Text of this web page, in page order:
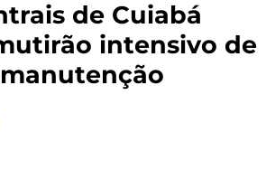
de Cuiabá
intensivo de